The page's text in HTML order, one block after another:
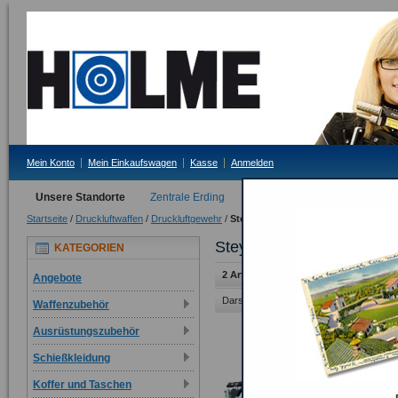
Mein Konto Mein Einkaufswagen Kasse Anmelden
Unsere Standorte Zentrale Erding
Startseite / Druckluftwaffen / Druckluftgewehr / Steyr
Steyr
2 Artikel
Darstellung als: Raster Liste
KATEGORIEN
Angebote
Waffenzubehör
Ausrüstungszubehör
Schießkleidung
Koffer und Taschen